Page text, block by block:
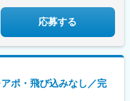
波山川駅、石井駅(徳島県)、南小
五位堂駅、富雄駅、西加積駅、
、上星川駅、善行駅、三崎口
、岩瀬駅、古河駅、鶴瀬駅、東
応募する
ポ・飛び込みなし／完